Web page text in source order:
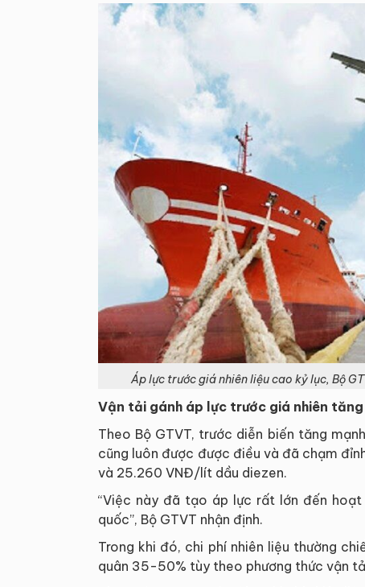
Áp lực trước giá nhiên liệu cao kỷ lục, Bộ
Vận tải gánh áp lực trước giá nhiên
Theo Bộ GTVT, trước diễn biến tăng
cũng luôn được được điều và đã chạm
và 25.260 VNĐ/lít dầu diezen.
“Việc này đã tạo áp lực rất lớn đến
quốc”, Bộ GTVT nhận định.
Trong khi đó, chi phí nhiên liệu thường
quân 35-50% tùy theo phương thức vận